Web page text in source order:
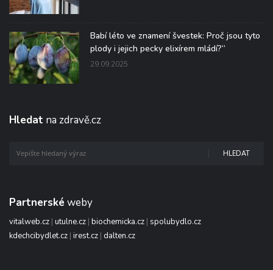
Babí léto ve znamení švestek: Proč jsou tyto
plody i jejich pecky elixírem mládí?“
29.09.2025
Hledat na zdravě.cz
HLEDAT
Partnerské weby
vitalweb.cz | utulne.cz | biochemicka.cz | spolubydlo.cz
kdechcibydlet.cz | irest.cz | dalten.cz